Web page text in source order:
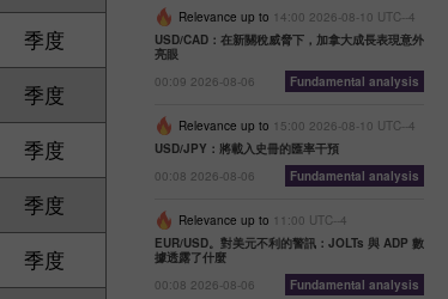
季度
季度
季度
季度
季度
Relevance up to 14:00 2026-08-10 UTC--4
USD/CAD：在新關稅威脅下，加拿大成長表現意外
亮眼
00:09 2026-08-06
Fundamental analysis
Relevance up to 15:00 2026-08-10 UTC--4
USD/JPY：將載入史冊的匯率干預
00:08 2026-08-06
Fundamental analysis
Relevance up to 11:00 UTC--4
EUR/USD。對美元不利的警訊：JOLTs 與 ADP 數
據透露了什麼
00:08 2026-08-06
Fundamental analysis